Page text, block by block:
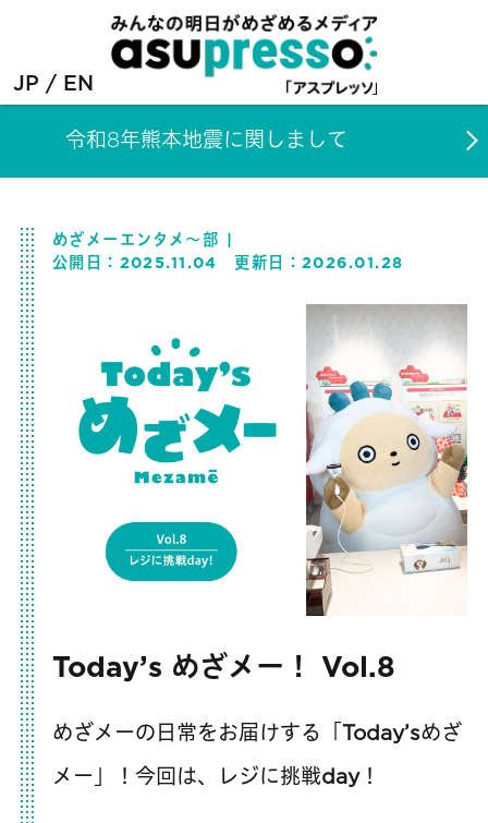
JP EN
令和8年熊本地震に関しまして
めざメーエンタメ～部
公開日： 2025.11.04 更新日：2026.01.28
Today’s めざメー！ Vol.8
めざメーの日常をお届けする「Today’sめざ
メー」！今回は、レジに挑戦day！